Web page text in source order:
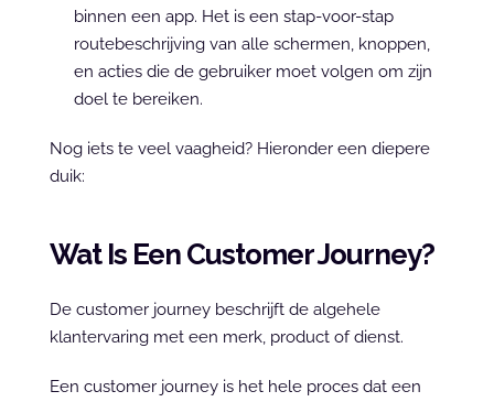
binnen een app. Het is een stap-voor-stap
routebeschrijving van alle schermen, knoppen,
en acties die de gebruiker moet volgen om zijn
doel te bereiken.
Nog iets te veel vaagheid? Hieronder een diepere
duik:
Wat Is Een Customer Journey?
De customer journey beschrijft de algehele
klantervaring met een merk, product of dienst.
Een customer journey is het hele proces dat een